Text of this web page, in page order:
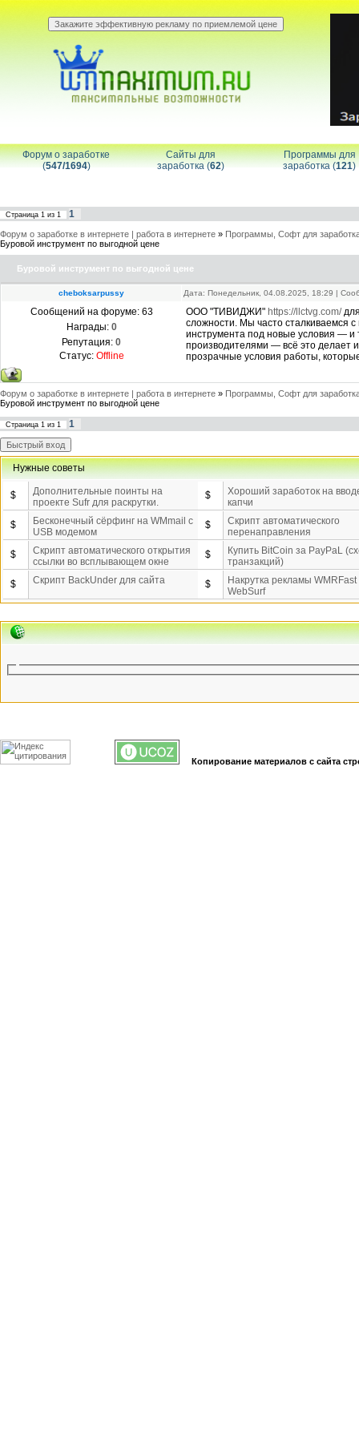
Форум о заработке
(547/1694)
Сайты для
заработка (62)
Программы для
заработка (121)
Страница 1 из 1 1
Форум о заработке в интернете | работа в интернете » Программы, Софт для
Буровой инструмент по выгодной цене
Буровой инструмент по выгодной цене
cheboksarpussy Дата: Понедельник, 04.08.2025, 18:29 |
Сообщений на форуме: 63
Награды: 0
Репутация: 0
Статус: Offline
ООО "ТИВИДЖИ" https://llctvg.com/
сложности. Мы часто сталкиваемся
инструмента под новые условия — и
производителями — всё это делает
прозрачные условия работы,
Форум о заработке в интернете | работа в интернете » Программы, Софт для
Буровой инструмент по выгодной цене
Страница 1 из 1 1
Нужные советы
$
Дополнительные поинты на
проекте Sufr для раскрутки.
$
Хороший заработок на
капчи
$
Бесконечный сёрфинг на WMmail c
USB модемом
$
Скрипт автоматического
перенаправления
$
Скрипт автоматического открытия
ссылки во всплывающем окне
$
Купить BitCoin за PayPaL
транзакций)
$
Скрипт BackUnder для сайта $
Накрутка рекламы WMRFast
WebSurf
Копирование материалов с сайта